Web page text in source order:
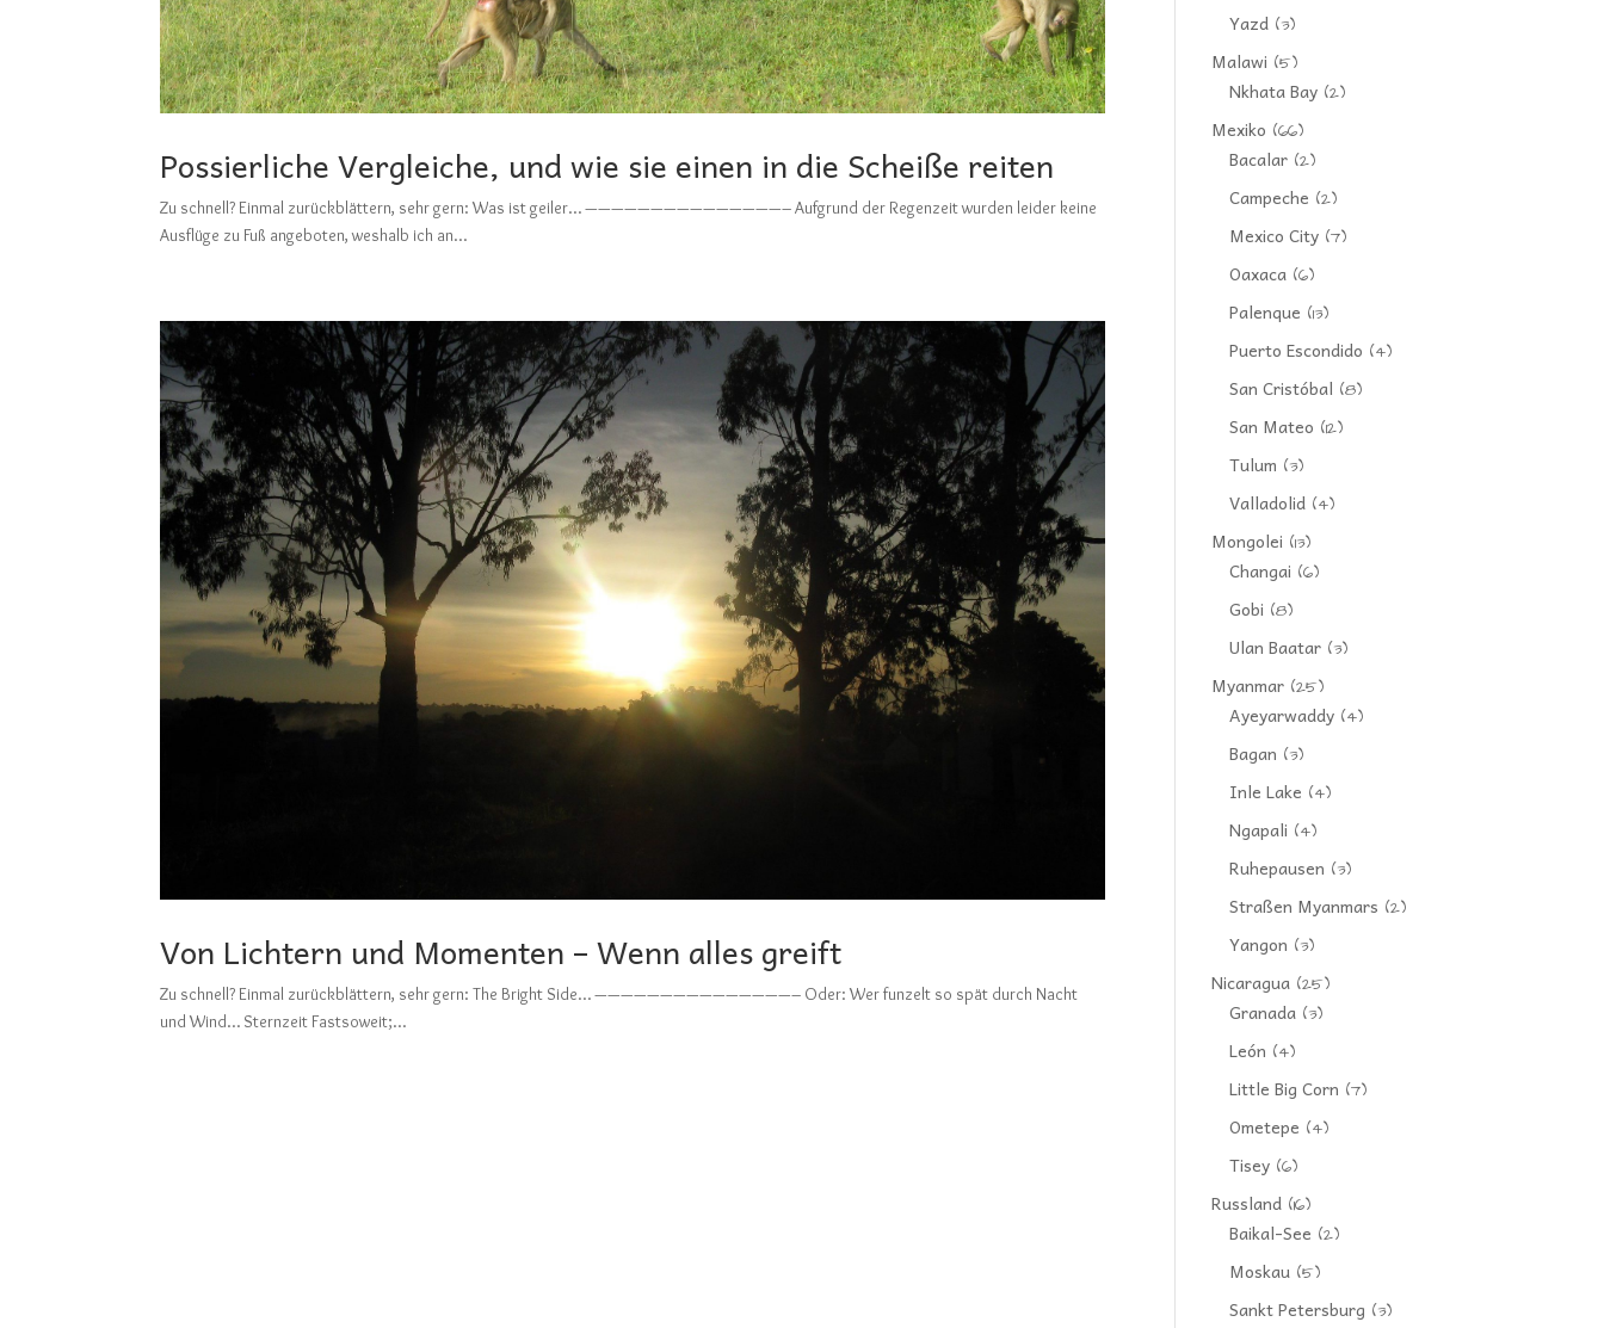
Possierliche Vergleiche, und wie sie einen in die Scheiße reiten
Zu schnell? Einmal zurückblättern, sehr gern: Was ist geiler… ———————————————– Aufgrund der Regenzeit wurden leider keine
Ausflüge zu Fuß angeboten, weshalb ich an...
Von Lichtern und Momenten – Wenn alles greift
Zu schnell? Einmal zurückblättern, sehr gern: The Bright Side… ———————————————– Oder: Wer funzelt so spät durch Nacht
und Wind… Sternzeit Fastsoweit;...
Yazd (3)
Malawi (5)
Nkhata Bay (2)
Mexiko (66)
Bacalar (2)
Campeche (2)
Mexico City (7)
Oaxaca (6)
Palenque (13)
Puerto Escondido (4)
San Cristóbal (8)
San Mateo (12)
Tulum (3)
Valladolid (4)
Mongolei (13)
Changai (6)
Gobi (8)
Ulan Baatar (3)
Myanmar (25)
Ayeyarwaddy (4)
Bagan (3)
Inle Lake (4)
Ngapali (4)
Ruhepausen (3)
Straßen Myanmars (2)
Yangon (3)
Nicaragua (25)
Granada (3)
León (4)
Little Big Corn (7)
Ometepe (4)
Tisey (6)
Russland (16)
Baikal-See (2)
Moskau (5)
Sankt Petersburg (3)